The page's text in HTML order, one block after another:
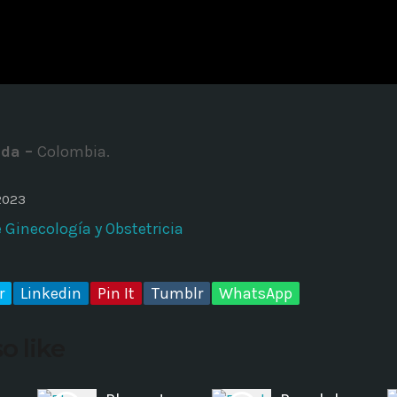
Time
– Colombia.
Ginecología y Obstetricia
Linkedin Pin It Tumblr WhatsApp